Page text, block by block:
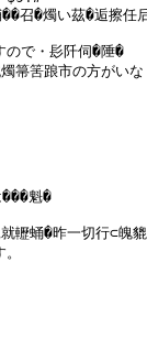
召�燭い茲�逅擦任
ので・髟阡伺�陲�
箒筈踉市の方がいな
���魁�
轣蛹�昨一切行⊂魄